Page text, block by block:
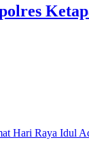
Hari Raya Idul